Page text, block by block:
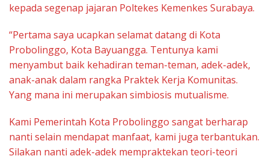
kepada segenap jajaran Poltekes Kemenkes Surabaya.
“Pertama saya ucapkan selamat datang di Kota
Probolinggo, Kota Bayuangga. Tentunya kami
menyambut baik kehadiran teman-teman, adek-adek,
anak-anak dalam rangka Praktek Kerja Komunitas.
Yang mana ini merupakan simbiosis mutualisme.
Kami Pemerintah Kota Probolinggo sangat berharap
nanti selain mendapat manfaat, kami juga terbantukan.
Silakan nanti adek-adek mempraktekan teori-teori